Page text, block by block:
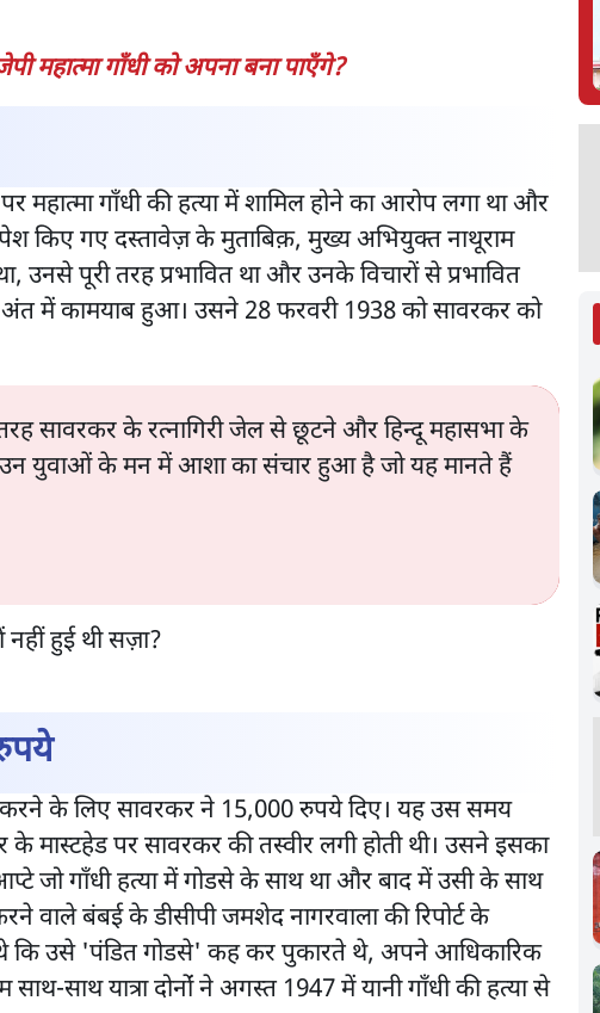
महात्मा गाँधी को अपना बना पाएँगे?
गाँधी की हत्या में शामिल होने का आरोप लगा था और
किए गए दस्तावेज़ के मुताबिक़, मुख्य अभियुक्त नाथूराम
उनसे पूरी तरह प्रभावित था और उनके विचारों से प्रभावित
अंत में कामयाब हुआ। उसने 28 फरवरी 1938 को सावरकर को
सावरकर के रत्नागिरी जेल से छूटने और हिन्दू महासभा के
उन युवाओं के मन में आशा का संचार हुआ है जो यह मानते हैं
करने के लिए सावरकर ने 15,000 रुपये दिए। यह उस समय
मास्टहेड पर सावरकर की तस्वीर लगी होती थी। उसने इसका
जो गाँधी हत्या में गोडसे के साथ था और बाद में उसी के साथ
वाले बंबई के डीसीपी जमशेद नागरवाला की रिपोर्ट के
कि उसे 'पंडित गोडसे' कह कर पुकारते थे, अपने आधिकारिक
साथ यात्रा दोनोंं ने अगस्त 1947 में यानी गाँधी की हत्या से